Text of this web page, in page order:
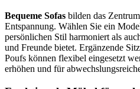
Bequeme Sofas bilden das
Entspannung. Wählen Sie ein
persönlichen Stil harmoniert als
und Freunde bietet. Ergänzende
Poufs können flexibel eingesetzt
erhöhen und für